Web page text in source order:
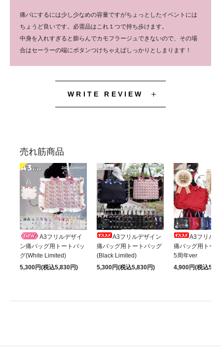
痛バにするには少し少なめの容量ですがちょっとしたイベントには
ちょうど良いです。必需品はこれ１つで持ち歩けます。
中身を入れすぎると膨らんでカモフラージュできないので、その場
合はセーラーの端にボタンつけちゃえばしっかりとしまります！
WRITE REVIEW
売れ筋商品
A3フリルデザイ
ン痛バッグ用トートバッ
グ(White Limited)
5,300円(税込5,830円)
A3フリルデザイン
痛バッグ用トートバッグ
(Black Limited)
5,300円(税込5,830円)
A3フリル
痛バッグ用トー
5周年ver
4,900円(税込